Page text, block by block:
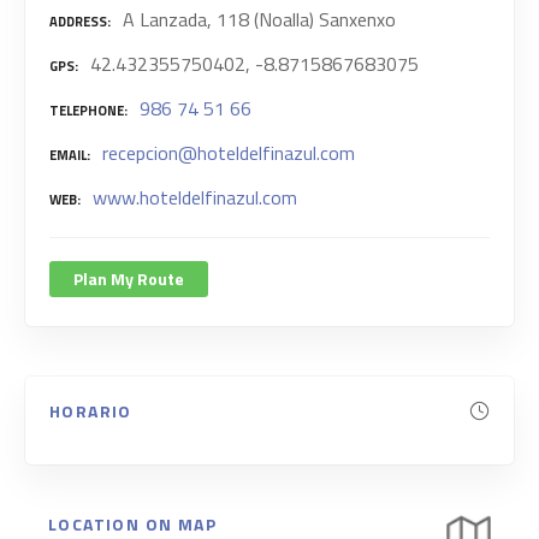
ADDRESS A Lanzada, 118 (Noalla) Sanxenxo
GPS 42.432355750402, -8.8715867683075
TELEPHONE 986 74 51 66
EMAIL recepcion@hoteldelfinazul.com
WEB www.hoteldelfinazul.com
Plan My Route
HORARIO
LOCATION ON MAP